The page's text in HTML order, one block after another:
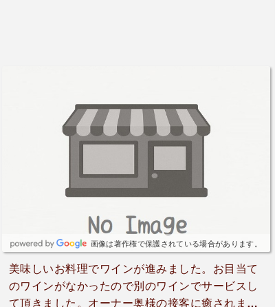
画像は著作権で保護されている場合があります。
美味しいお料理でワインが進みました。お目当て
のワインがなかったので別のワインでサービスし
て頂きました。オーナー奥様の接客に癒されまし